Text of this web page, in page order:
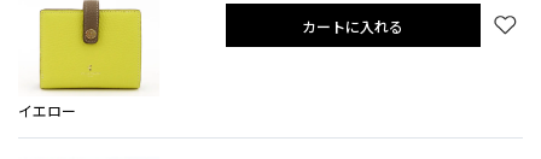
イエロー
カートに入れる